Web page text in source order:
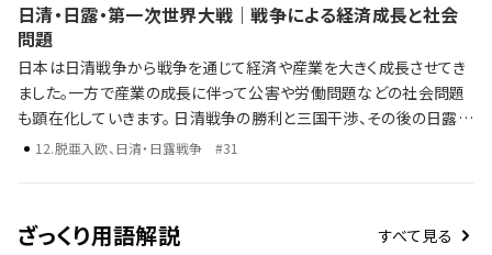
調路線は行き詰まっていきます。 \ 激動の時代、大正デモクラシーの
光と影を、ラジレキが独自解説します。
日清・日露・第一次世界大戦｜戦争による経済成長と社会
問題
日本は日清戦争から戦争を通じて経済や産業を大きく成長させてき
ました。一方で産業の成長に伴って公害や労働問題などの社会問題
も顕在化していきます。 日清戦争の勝利と三国干渉、その後の日露戦
争 第一次世界大戦による日本の国際的影響力の高まり 戦争による
す。
12.脱亜入欧、日清・日露戦争 #31
ざっくり用語解説 すべて見る